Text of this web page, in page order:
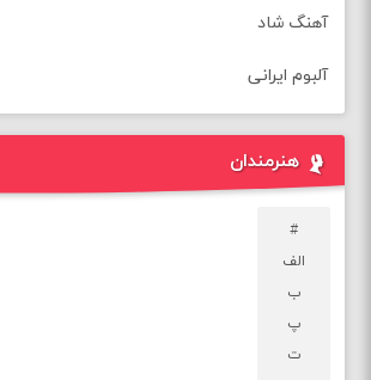
آهنگ شاد
آلبوم ایرانی
هنرمندان
#
الف
ب
پ
ت